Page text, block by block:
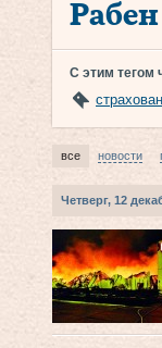
С этим тегом
все новости
Четверг, 12